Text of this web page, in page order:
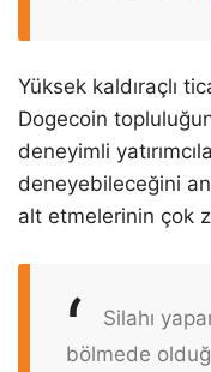
Yüksek kaldıraçlı
Dogecoin
deneyimli
deneyebileceğini
alt etmelerinin çok
Silahı
bölmede